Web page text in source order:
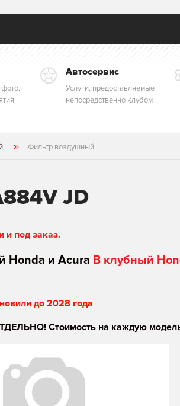
Автосервис
Услуги, предоставляемые
непосредственно клубом
Фильтр воздушный
JD
и под заказ.
Honda и Acura В клубный
до 2028 года
Стоимость на каждую